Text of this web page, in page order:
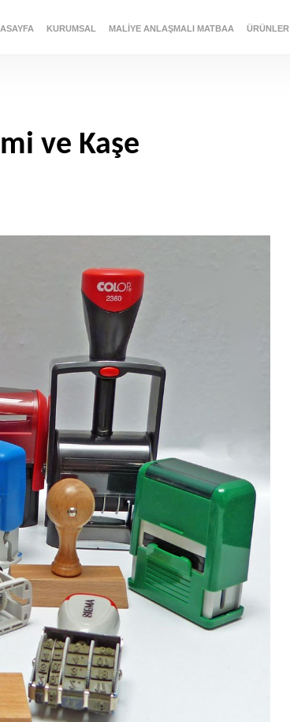
KURUMSAL MALIYE ANLAŞMALI MATBAA ÜRÜNLER
ve Kaşe